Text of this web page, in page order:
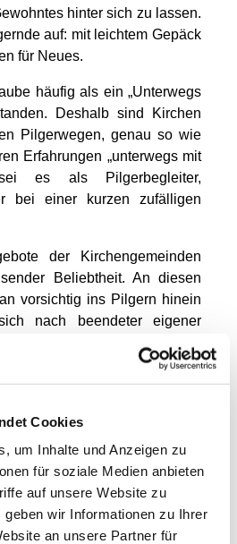
Cookies
um Inhalte und Anzeigen zu
für soziale Medien anbieten
auf unsere Website zu
wir Informationen zu Ihrer
an unsere Partner für
hinter sich zu lassen.
auf: mit leichtem Gepäck
für Neues.
häufig als ein „Unterwegs
Deshalb sind Kirchen
Pilgerwegen, genau so wie
Erfahrungen „unterwegs mit
es als Pilgerbegleiter,
bei einer kurzen zufälligen
der Kirchengemeinden
Beliebtheit. An diesen
vorsichtig ins Pilgern hinein
nach beendeter eigener
auch in Pommern in
Pilgerzentrum der Nordkirche
eine ökumenische
an. Die evangelische und
diese Fortbildung